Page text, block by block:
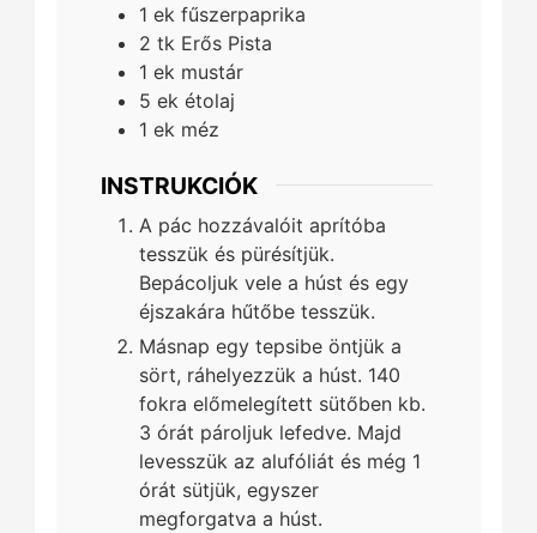
1 ek fűszerpaprika
2 tk Erős Pista
1 ek mustár
5 ek étolaj
1 ek méz
INSTRUKCIÓK
A pác hozzávalóit aprítóba
tesszük és pürésítjük.
Bepácoljuk vele a húst és egy
éjszakára hűtőbe tesszük.
Másnap egy tepsibe öntjük a
sört, ráhelyezzük a húst. 140
fokra előmelegített sütőben kb.
3 órát pároljuk lefedve. Majd
levesszük az alufóliát és még 1
órát sütjük, egyszer
megforgatva a húst.